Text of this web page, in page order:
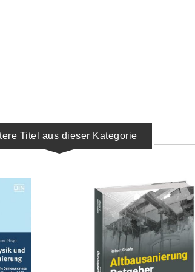
Titel aus dieser Kategorie
IN DEN WARENKORB